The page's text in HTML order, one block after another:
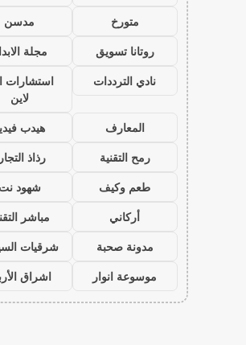
متورخ
مدسن
روتانا تسويق
مجلة
نادي الترددات
استشارات
لاين
المعارف
هيدب
رمح التقنية
رذاذ
طعم وكيف
شهود نت
أركاني
مباشر
مدونة صحبة
شرقيات
موسوعة انوار
اشراق